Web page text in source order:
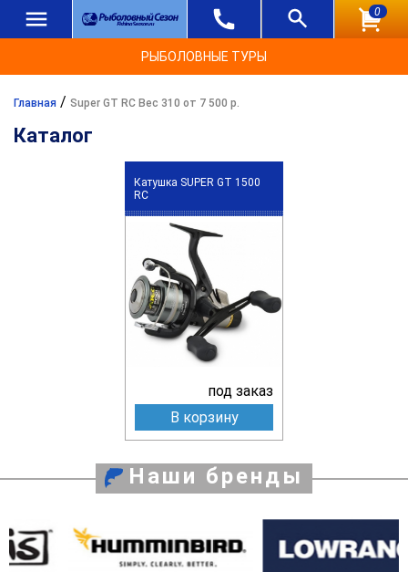
0
РЫБОЛОВНЫЕ ТУРЫ
Главная / Super GT RC Вес 310 от 7 500 р.
Каталог
Катушка SUPER GT 1500
RC
под заказ
В корзину
Наши бренды